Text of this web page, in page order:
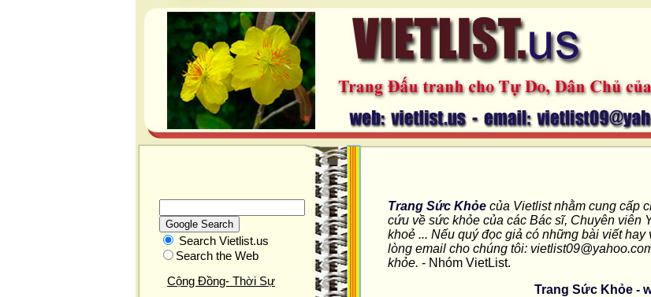
Search Vietlist.us
Search the Web
Cộng Đồng- Thời Sự
Trang Sức Khỏe của Vietlist nhằm cung cấp
cứu về sức khỏe của các Bác sĩ, Chuyên viên
khoẻ ... Nếu quý đọc giả có những bài viết
lòng email cho chúng tôi:
khỏe. - Nhóm VietList.
Trang Sức Khỏe -